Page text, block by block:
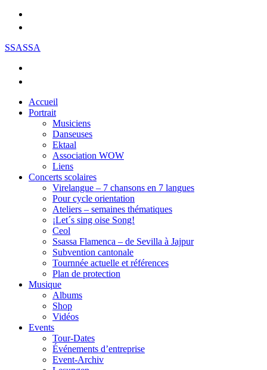
SSASSA
Accueil
Portrait
Musiciens
Danseuses
Ektaal
Association WOW
Liens
Concerts scolaires
Virelangue – 7 chansons en 7 langues
Pour cycle orientation
Ateliers – semaines thématiques
¡Let´s sing oise Song!
Ceol
Ssassa Flamenca – de Sevilla à Jajpur
Subvention cantonale
Tournnée actuelle et références
Plan de protection
Musique
Albums
Shop
Vidéos
Events
Tour-Dates
Événements d’entreprise
Event-Archiv